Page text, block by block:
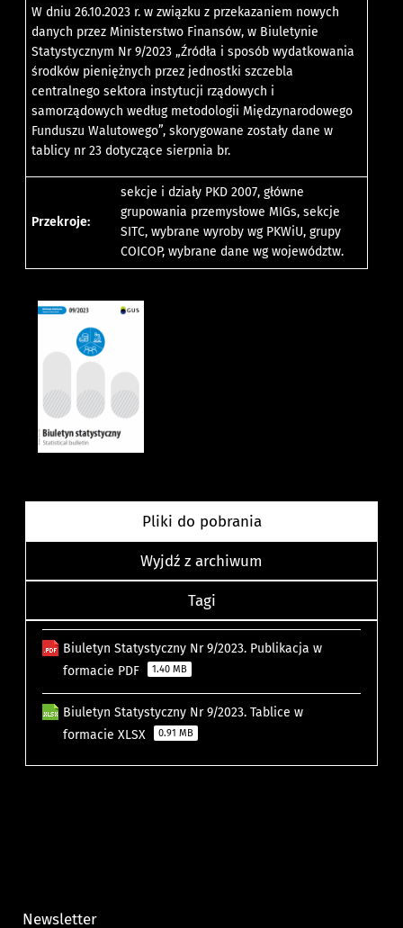
W dniu 26.10.2023 r. w związku z przekazaniem nowych
danych przez Ministerstwo Finansów, w Biuletynie
Statystycznym Nr 9/2023 „Źródła i sposób wydatkowania
środków pieniężnych przez jednostki szczebla
centralnego sektora instytucji rządowych i
samorządowych według metodologii Międzynarodowego
Funduszu Walutowego”, skorygowane zostały dane w
tablicy nr 23 dotyczące sierpnia br.
Przekroje:
sekcje i działy PKD 2007, główne
grupowania przemysłowe MIGs, sekcje
SITC, wybrane wyroby wg PKWiU, grupy
COICOP, wybrane dane wg województw.
Pliki do pobrania
Wyjdź z archiwum
Tagi
Biuletyn Statystyczny Nr 9/2023. Publikacja w
formacie PDF
1.40 MB
Biuletyn Statystyczny Nr 9/2023. Tablice w
formacie XLSX
0.91 MB
Newsletter